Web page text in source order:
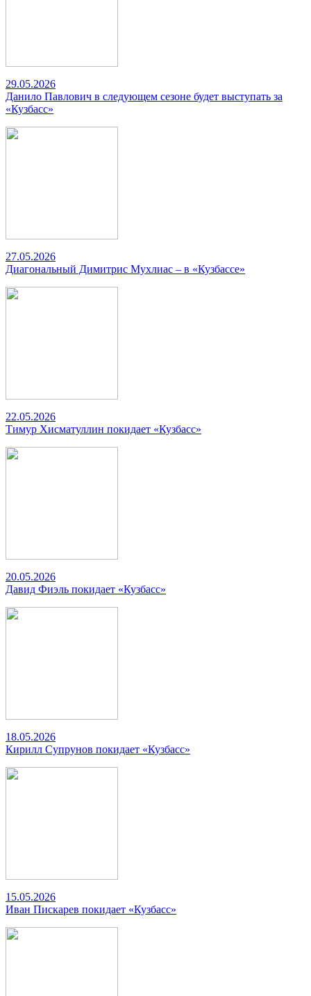
29.05.2026
Данило Павлович в следующем сезоне будет выступать за
«Кузбасс»
27.05.2026
Диагональный Димитрис Мухлиас – в «Кузбассе»
22.05.2026
Тимур Хисматуллин покидает «Кузбасс»
20.05.2026
Давид Фиэль покидает «Кузбасс»
18.05.2026
Кирилл Супрунов покидает «Кузбасс»
15.05.2026
Иван Пискарев покидает «Кузбасс»